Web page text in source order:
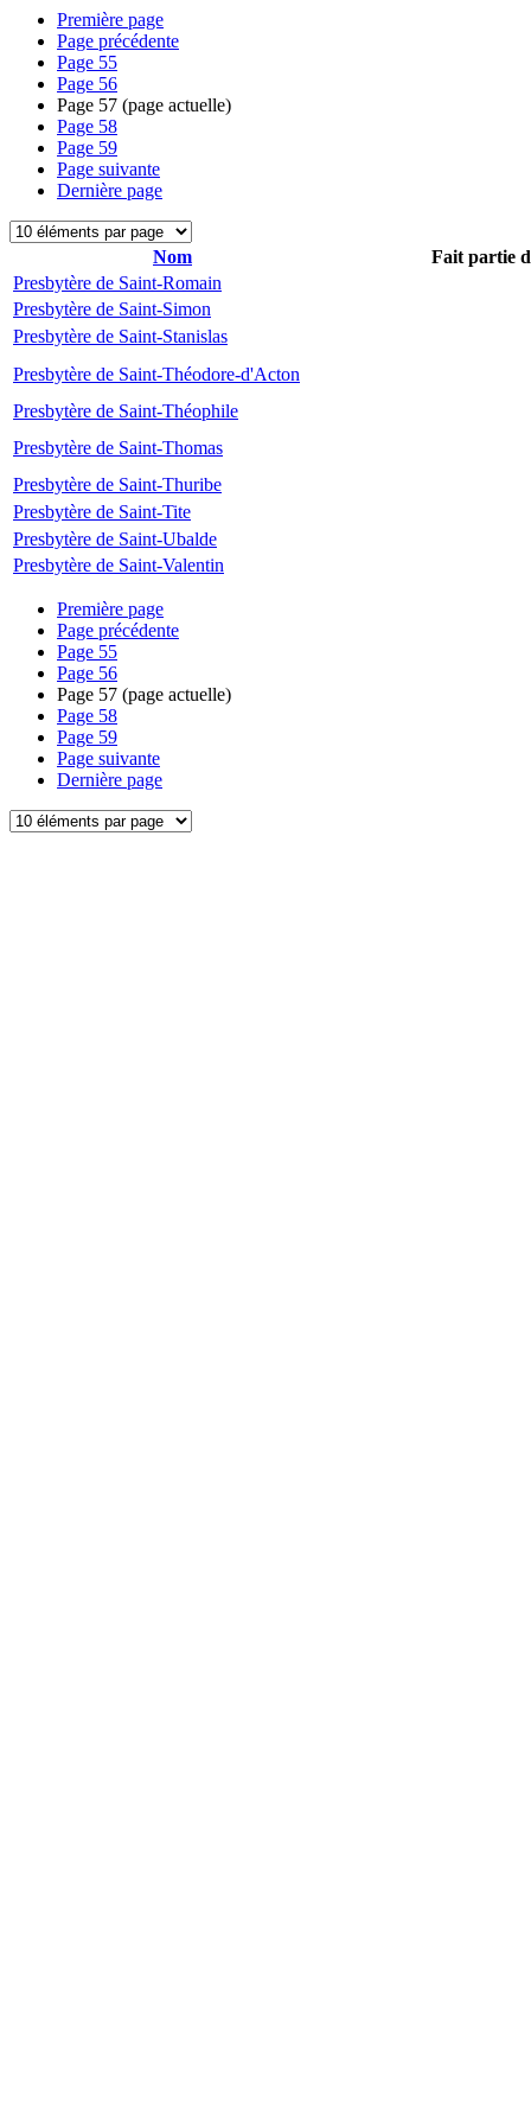
Première page
Page précédente
Page 55
Page 56
Page 57 (page actuelle)
Page 58
Page 59
Page suivante
Dernière page
Nom
Fait partie
Presbytère de Saint-Romain
Presbytère de Saint-Simon
Presbytère de Saint-Stanislas
Presbytère de Saint-Théodore-d'Acton
Presbytère de Saint-Théophile
Presbytère de Saint-Thomas
Presbytère de Saint-Thuribe
Presbytère de Saint-Tite
Presbytère de Saint-Ubalde
Presbytère de Saint-Valentin
Première page
Page précédente
Page 55
Page 56
Page 57 (page actuelle)
Page 58
Page 59
Page suivante
Dernière page